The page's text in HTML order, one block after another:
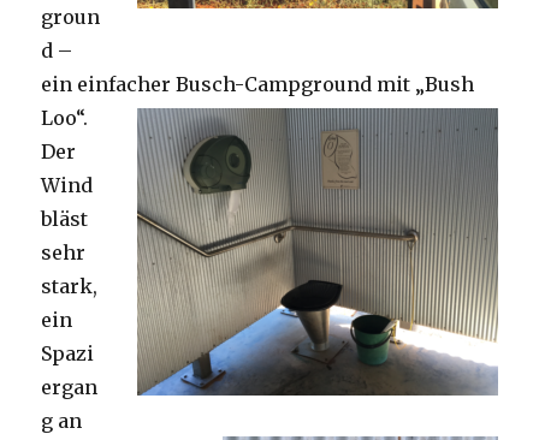
groun
d –
ein einfacher Busch-Campground mit „Bush
Loo“.
Der
Wind
bläst
sehr
stark,
ein
Spazi
ergan
g an